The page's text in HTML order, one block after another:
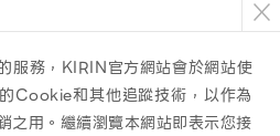
服務，KIRIN官方網站會於網站使
Cookie和其他追蹤技術，以作為
之用。繼續瀏覽本網站即表示您接